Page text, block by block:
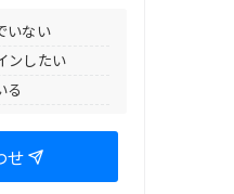
いない
ンしたい
る
せ